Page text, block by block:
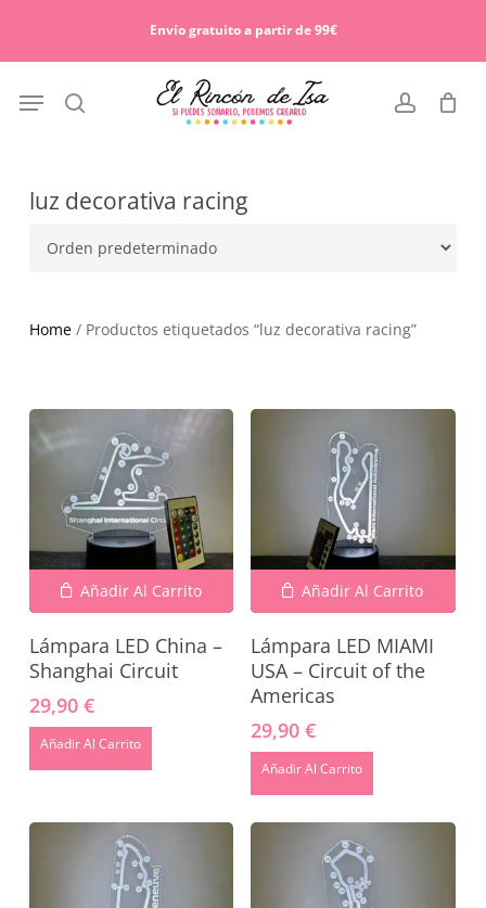
Envío gratuito a partir de 99€
search account
Menu
Cart
luz decorativa racing
Home/ Productos etiquetados “luz decorativa racing”
Añadir Al Carrito
Lámpara LED China –
Shanghai Circuit
29,90 €
Añadir Al Carrito
Añadir Al Carrito
Lámpara LED MIAMI
USA – Circuit of the
Americas
29,90€
Añadir Al Carrito